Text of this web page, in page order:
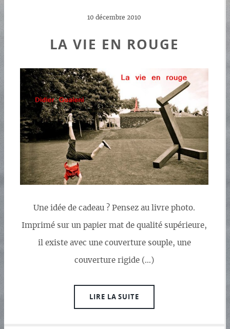
10 décembre 2010
LA VIE EN ROUGE
Une idée de cadeau ? Pensez au livre photo.
Imprimé sur un papier mat de qualité supérieure,
il existe avec une couverture souple, une
couverture rigide (…)
LIRE LA SUITE